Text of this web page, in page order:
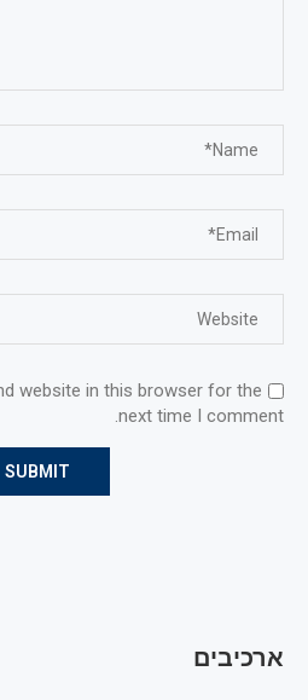
website in this browser for the
next time I comment.
ארכיבים